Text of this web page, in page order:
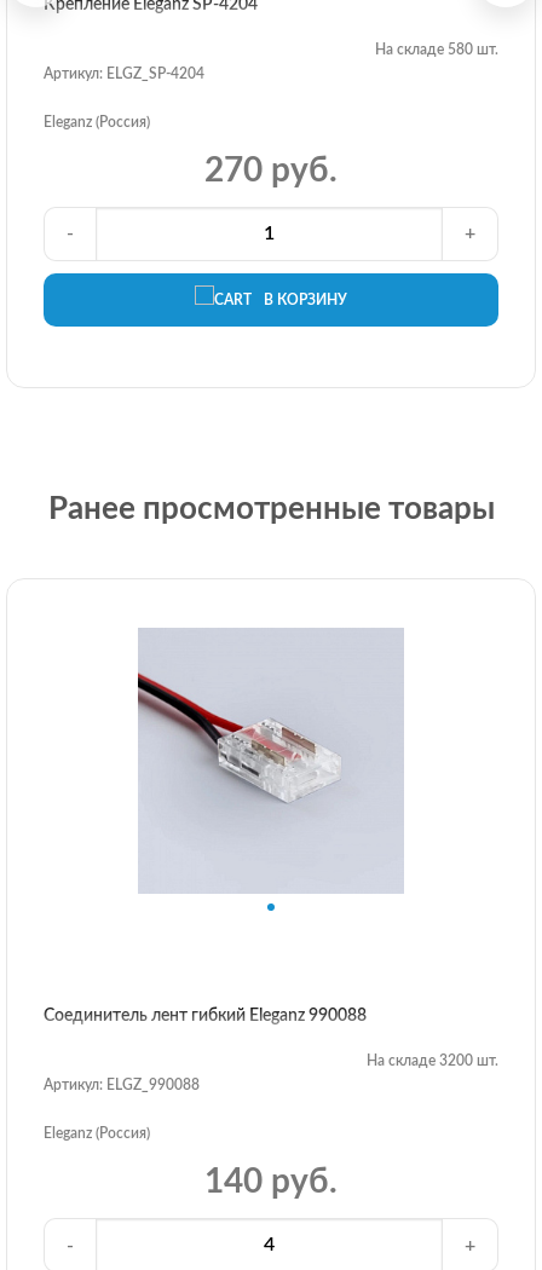
Крепление Eleganz SP-4204
На складе 580 шт.
Артикул: ELGZ_SP-4204
Eleganz (Россия)
270 руб.
В КОРЗИНУ
- +
Ранее просмотренные товары
Соединитель лент гибкий Eleganz 990088
На складе 3200 шт.
Артикул: ELGZ_990088
Eleganz (Россия)
140 руб.
- +